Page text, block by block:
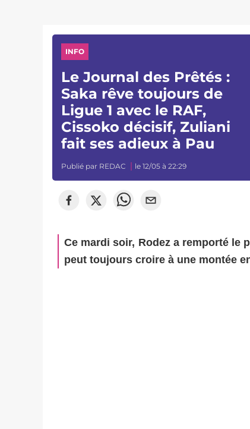
INFO
Le Journal des Prêtés :
Saka rêve toujours de
Ligue 1 avec le RAF,
Cissoko décisif, Zuliani
fait ses adieux à Pau
Publié par REDAC le 12/05 à 22:29
Ce mardi soir, Rodez a remporté le
peut toujours croire à une montée